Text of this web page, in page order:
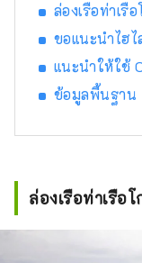
ต่อ" แ
อารม
วโกะ
ล่องเรือท่าเรื
ขอแนะนำไฮไ
แนะนำให้ใช้
ข้อมูลพื้นฐาน
ล่องเรือท่าเรือ